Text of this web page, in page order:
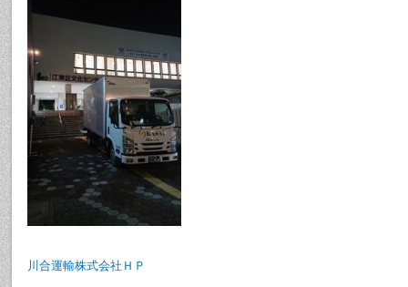
川合運輸株式会社ＨＰ